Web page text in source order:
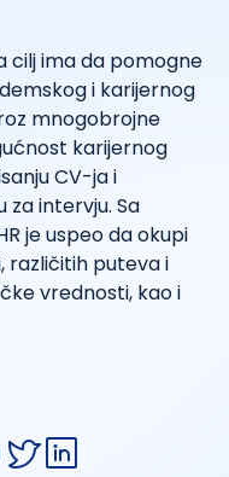
cilj ima da pomogne
i karijernog
mnogobrojne
karijernog
CV-ja i
intervju. Sa
je uspeo da okupi
različitih puteva i
vrednosti, kao i